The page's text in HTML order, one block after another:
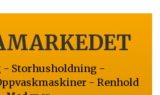
- Storhusholdning -
- Renhold